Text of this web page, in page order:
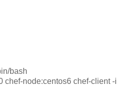
bash
chef-node:centos6 chef-client -i